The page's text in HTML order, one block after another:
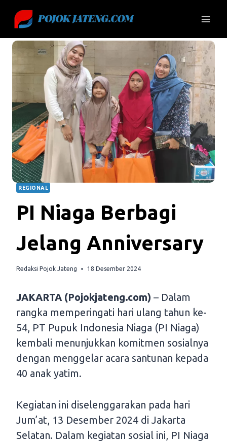
content
REGIONAL
PI Niaga Berbagi
Jelang Anniversary
Redaksi Pojok Jateng 18 Desember 2024
JAKARTA (Pojokjateng.com) – Dalam
rangka memperingati hari ulang tahun ke-
54, PT Pupuk Indonesia Niaga (PI Niaga)
kembali menunjukkan komitmen sosialnya
dengan menggelar acara santunan kepada
40 anak yatim.
Kegiatan ini diselenggarakan pada hari
Jum’at, 13 Desember 2024 di Jakarta
Selatan. Dalam kegiatan sosial ini, PI Niaga